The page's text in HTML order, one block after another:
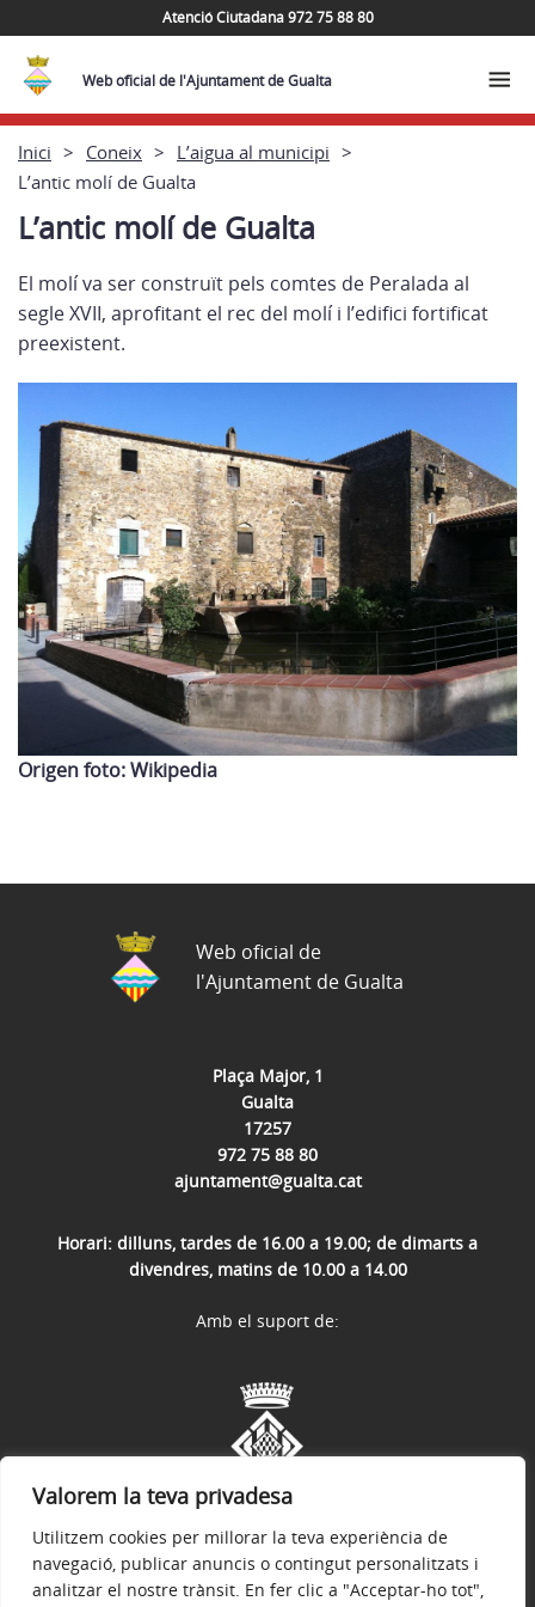
Valorem la teva privadesa
Utilitzem cookies per millorar la teva experiència de
navegació, publicar anuncis o contingut personalitzats i
analitzar el nostre trànsit. En fer clic a "Acceptar-ho tot",
Atenció Ciutadana 972 75 88 80
Web oficial de l'Ajuntament de Gualta
Inici Coneix
L’aigua al municipi
L’antic molí de Gualta
L’antic molí de Gualta
El molí va ser construït pels comtes de Peralada al
segle XVII, aprofitant el rec del molí i l’edifici fortificat
preexistent.
Origen foto: Wikipedia
Plaça Major, 1
Gualta
17257
972 75 88 80
ajuntament@gualta.cat
Horari: dilluns, tardes de 16.00 a 19.00; de dimarts a
divendres, matins de 10.00 a 14.00
Web oficial de
l'Ajuntament de Gualta
Amb el suport de: